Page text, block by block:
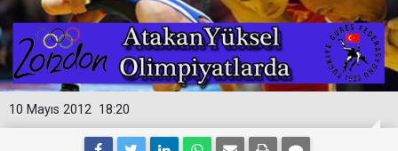
18:20
10 Mayıs 2012